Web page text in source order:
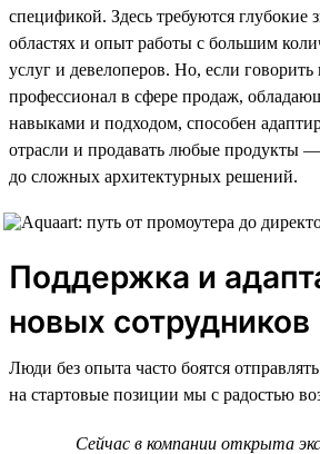
спецификой. Здесь требуются глубокие
областях и опыт работы с большим
услуг и девелоперов. Но, если
профессионал в сфере продаж,
навыками и подходом, способен
отрасли и продавать любые продукты
до сложных архитектурных решений.
Поддержка и
новых сотрудников
Люди без опыта часто боятся
на стартовые позиции мы с радостью
Сейчас в компании открыта